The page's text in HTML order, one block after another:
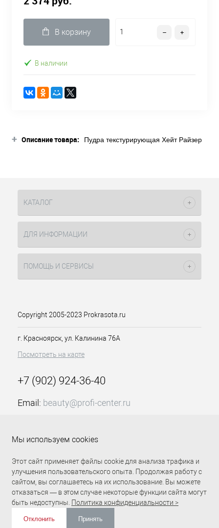
В корзину
В наличии
+ Описание товара:
Пудра текстурирующая Хейт Райзер
создания основы для укладки
текстуры или закрепления. В составе
и акрилаты в формате пудры,
которая превращается в бесцветное
кожей головы или пальцев рук. На
воздухе фиксирующие агенты
подвижности у волос, после
отсутствие липкости, склеенности.
7гр Style Link Матрикс удобна в
происходит очень экономично.
Создает прикорневой объем
В состав входят полимеры и
акрилаты, а также смягчающие
компоненты
Не сушит волосы
КАТАЛОГ
ДЛЯ ИНФОРМАЦИИ
ПОМОЩЬ И СЕРВИСЫ
Copyright 2005-2023 Prokrasota.ru
г. Красноярск, ул. Калинина 76А
Посмотреть на карте
+7 (902) 924-36-40
Email: beauty@profi-center.ru
Прямая связь Profi Center
Мы используем cookies
Этот сайт применяет файлы cookie для анализа трафика и
улучшения пользовательского опыта. Продолжая работу с
сайтом, вы соглашаетесь на их использование. Вы можете
отказаться — в этом случае некоторые функции сайта могут
быть недоступны. Политика конфиденциальности >
Отклонить Принять